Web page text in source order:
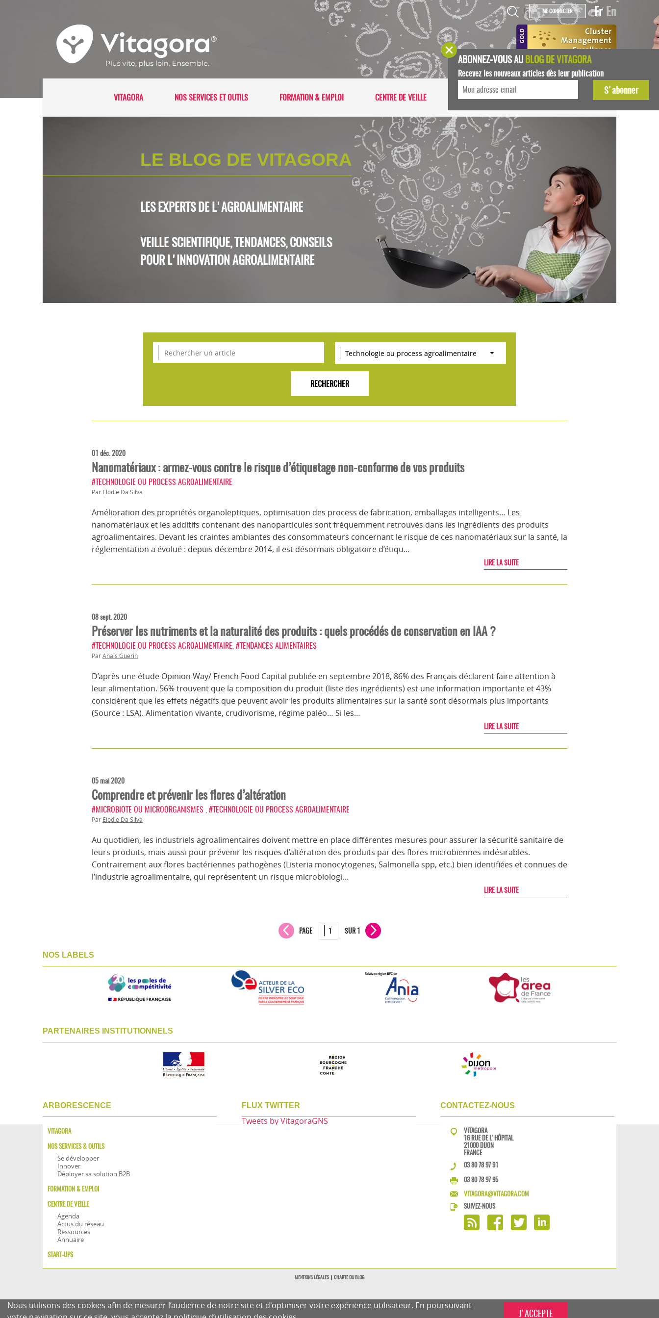
| ME CONNECTER |Fr En
VITAGORA NOS SERVICES ET OUTILS FORMATION & EMPLOI CENTRE DE VEILLE START-UPS AGENDA
LE BLOG DE VITAGORA
LES EXPERTS DE L'AGROALIMENTAIRE
VEILLE SCIENTIFIQUE, TENDANCES, CONSEILS
POUR L'INNOVATION AGROALIMENTAIRE
01 déc. 2020
Nanomatériaux : armez-vous contre le risque d’étiquetage non-conforme de vos produits
#TECHNOLOGIE OU PROCESS AGROALIMENTAIRE
Par Elodie Da Silva
Amélioration des propriétés organoleptiques, optimisation des process de fabrication, emballages intelligents… Les
nanomatériaux et les additifs contenant des nanoparticules sont fréquemment retrouvés dans les ingrédients des produits
agroalimentaires. Devant les craintes ambiantes des consommateurs concernant le risque de ces nanomatériaux sur la santé, la
réglementation a évolué : depuis décembre 2014, il est désormais obligatoire d’étiqu…
LIRE LA SUITE
08 sept. 2020
Préserver les nutriments et la naturalité des produits : quels procédés de conservation en IAA ?
#TECHNOLOGIE OU PROCESS AGROALIMENTAIRE #TENDANCES ALIMENTAIRES
ParAnaïs Guerin
D’après une étude Opinion Way/ French Food Capital publiée en septembre 2018, 86% des Français déclarent faire attention à
leur alimentation. 56% trouvent que la composition du produit (liste des ingrédients) est une information importante et 43%
considèrent que les effets négatifs que peuvent avoir les produits alimentaires sur la santé sont désormais plus importants
(Source : LSA). Alimentation vivante, crudivorisme, régime paléo… Si les…
LIRE LA SUITE
05 mai 2020
Comprendre et prévenir les flores d’altération
#MICROBIOTE OU MICROORGANISMES #TECHNOLOGIE OU PROCESS AGROALIMENTAIRE
Par Elodie Da Silva
Au quotidien, les industriels agroalimentaires doivent mettre en place différentes mesures pour assurer la sécurité sanitaire de
leurs produits, mais aussi pour prévenir les risques d’altération des produits par des flores microbiennes indésirables.
Contrairement aux flores bactériennes pathogènes (Listeria monocytogenes, Salmonella spp, etc.) bien identifiées et connues de
l’industrie agroalimentaire, qui représentent un risque microbiologi…
LIRE LA SUITE
PAGE SUR 1
ABONNEZ-VOUS AUBLOG DE VITAGORA
Recevez les nouveaux articles dès leur publication
NOS LABELS
PARTENAIRES INSTITUTIONNELS
ARBORESCENCE
VITAGORA
NOS SERVICES & OUTILS
Se développer
Innover
Déployer sa solution B2B
FORMATION & EMPLOI
CENTRE DE VEILLE
Agenda
Actus du réseau
Ressources
Annuaire
START-UPS
FLUX TWITTER
Tweets by VitagoraGNS
CONTACTEZ-NOUS
VITAGORA
16 RUE DE L'HÔPITAL
21000 DIJON
FRANCE
03 80 78 97 91
03 80 78 97 95
VITAGORA@VITAGORA.COM
SUIVEZ-NOUS
MENTIONS LÉGALES | CHARTE DU BLOG
Nous utilisons des cookies afin de mesurer l’audience de notre site et d'optimiser votre expérience utilisateur. En poursuivant
J'ACCEPTE